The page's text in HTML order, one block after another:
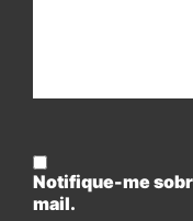
Notifique-me
mail.